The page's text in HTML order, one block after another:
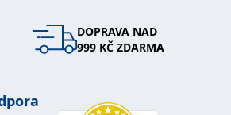
DOPRAVA NAD
999 KČ ZDARMA